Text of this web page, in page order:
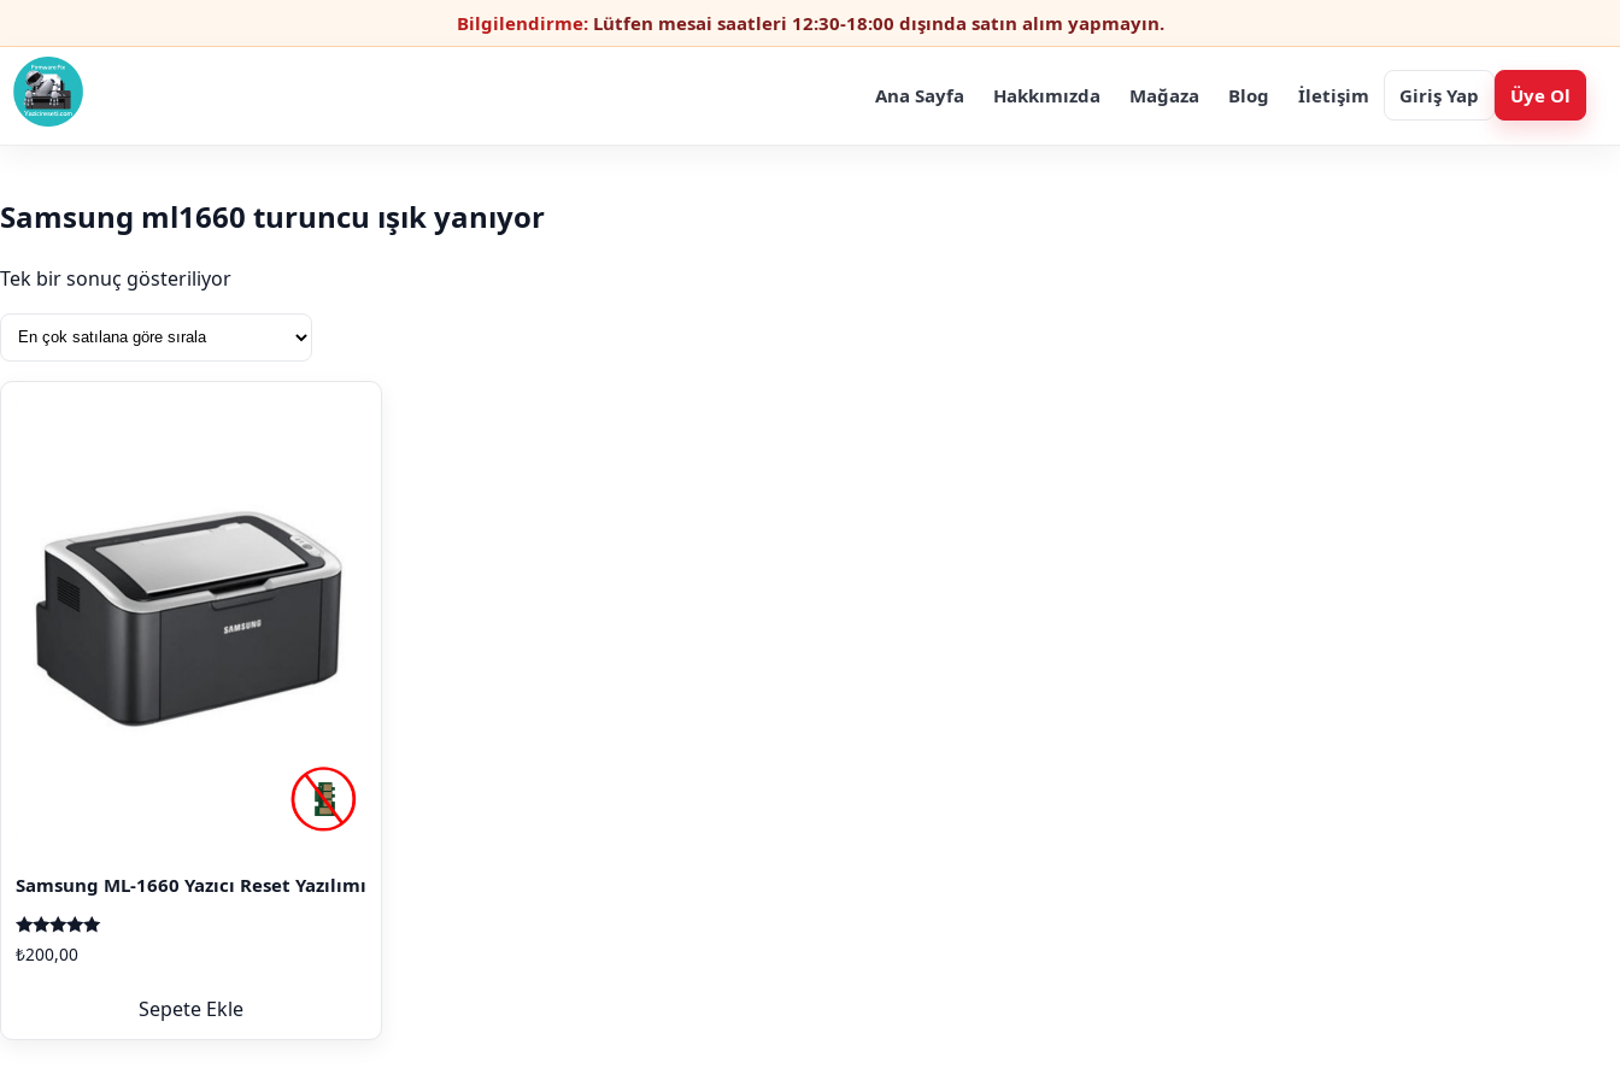
Bilgilendirme:Lütfen mesai saatleri 12:30-18:00 dışında satın alım yapmayın.
Ana Sayfa Hakkımızda Mağaza Blog İletişim Giriş Yap Üye Ol
Samsung ml1660 turuncu ışık yanıyor
Tek bir sonuç gösteriliyor
Samsung ML-1660 Yazıcı Reset Yazılımı
5 üzerinden
5.00
₺200,00
Sepete Ekle